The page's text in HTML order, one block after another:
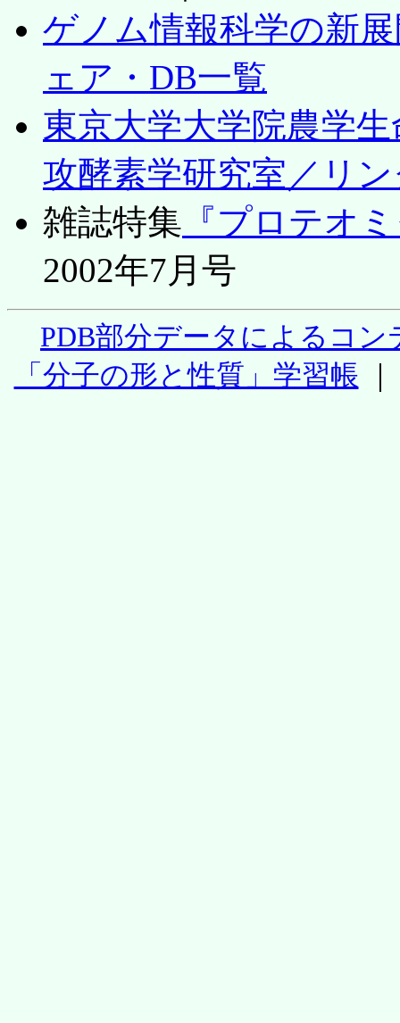
ゲノム情報科学の新
ェア・DB一覧
東京大学大学院農学
攻酵素学研究室／リ
雑誌特集 『プロテオ
2002年7月号
PDB部分データによるコン
「分子の形と性質」学習帳